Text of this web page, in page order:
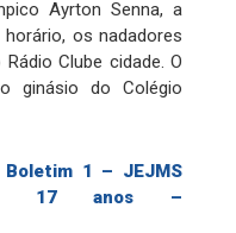
Ayrton Senna, a
os nadadores
Clube cidade. O
ginásio do Colégio
1 – JEJMS
17 anos –